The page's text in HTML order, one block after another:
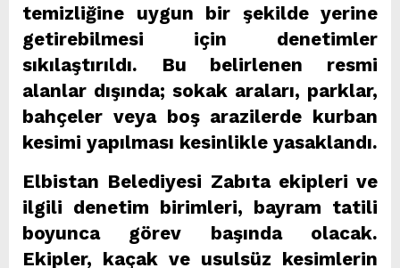
temizliğine uygun bir şekilde yerine
getirebilmesi için denetimler
sıkılaştırıldı. Bu belirlenen resmi
alanlar dışında; sokak araları, parklar,
bahçeler veya boş arazilerde kurban
kesimi yapılması kesinlikle yasaklandı.
Elbistan Belediyesi Zabıta ekipleri ve
ilgili denetim birimleri, bayram tatili
boyunca görev başında olacak.
Ekipler, kaçak ve usulsüz kesimlerin